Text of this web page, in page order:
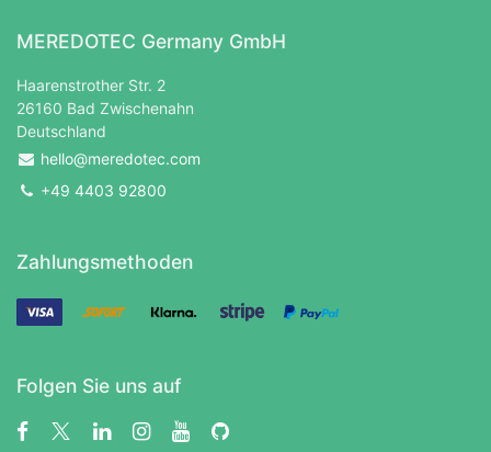
MEREDOTEC Germany GmbH
Haarenstrother Str. 2
26160 Bad Zwischenahn
Deutschland
hello@meredotec.com
+49 4403 92800
Zahlungsmethoden
Folgen Sie uns auf